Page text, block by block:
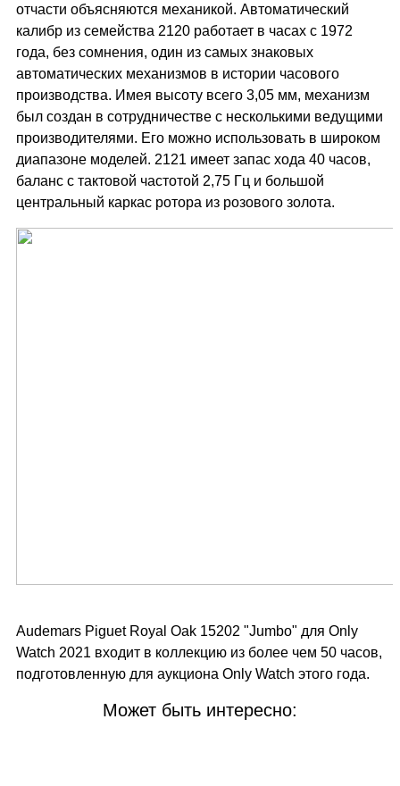
отчасти объясняются механикой. Автоматический
калибр из семейства 2120 работает в часах с 1972
года, без сомнения, один из самых знаковых
автоматических механизмов в истории часового
производства. Имея высоту всего 3,05 мм, механизм
был создан в сотрудничестве с несколькими ведущими
производителями. Его можно использовать в широком
диапазоне моделей. 2121 имеет запас хода 40 часов,
баланс с тактовой частотой 2,75 Гц и большой
центральный каркас ротора из розового золота.
Audemars Piguet Royal Oak 15202 "Jumbo" для Only
Watch 2021 входит в коллекцию из более чем 50 часов,
подготовленную для аукциона Only Watch этого года.
Может быть интересно: